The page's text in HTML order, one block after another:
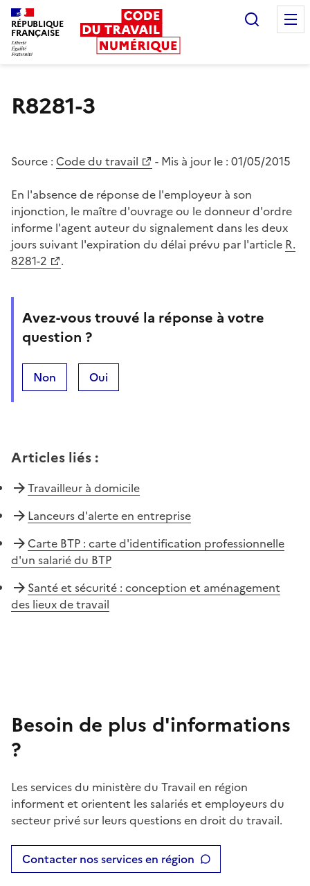
RÉPUBLIQUE
FRANÇAISE
R8281-3
Source : Code du travail - Mis à jour le : 01/05/2015
En l'absence de réponse de l'employeur à son
injonction, le maître d'ouvrage ou le donneur d'ordre
informe l'agent auteur du signalement dans les deux
jours suivant l'expiration du délai prévu par l'article R.
8281-2
.
Avez-vous trouvé la réponse à votre
question ?
Non Oui
Articles liés :
Travailleur à domicile
Lanceurs d'alerte en entreprise
Carte BTP : carte d'identification professionnelle
d'un salarié du BTP
Santé et sécurité : conception et aménagement
des lieux de travail
Besoin de plus d'informations
?
Les services du ministère du Travail en région
informent et orientent les salariés et employeurs du
secteur privé sur leurs questions en droit du travail.
Contacter nos services en région